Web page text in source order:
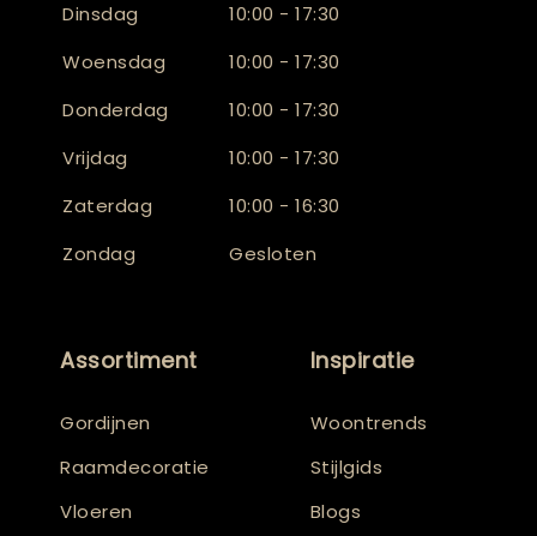
Dinsdag
10:00 - 17:30
Woensdag
10:00 - 17:30
Donderdag
10:00 - 17:30
Vrijdag
10:00 - 17:30
Zaterdag
10:00 - 16:30
Zondag
Gesloten
Assortiment
Gordijnen
Raamdecoratie
Vloeren
Inspiratie
Woontrends
Stijlgids
Blogs